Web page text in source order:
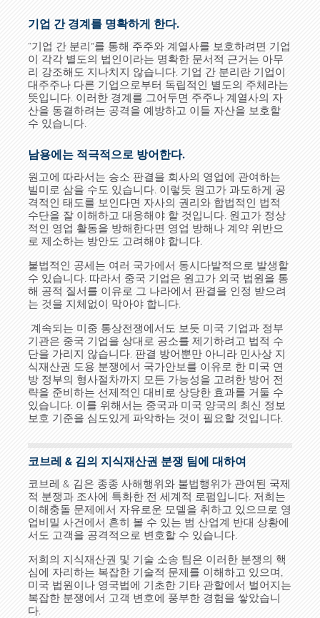
기업 간 경계를 명확하게 한다.
“기업 간 분리”를 통해 주주와 계열사를 보호하려면 기업
이 각각 별도의 법인이라는 명확한 문서적 근거는 아무
리 강조해도 지나치지 않습니다. 기업 간 분리란 기업이
대주주나 다른 기업으로부터 독립적인 별도의 주체라는
뜻입니다. 이러한 경계를 그어두면 주주나 계열사의 자
산을 동결하려는 공격을 예방하고 이들 자산을 보호할
수 있습니다.
남용에는 적극적으로 방어한다.
원고에 따라서는 승소 판결을 회사의 영업에 관여하는
빌미로 삼을 수도 있습니다. 이렇듯 원고가 과도하게 공
격적인 태도를 보인다면 자사의 권리와 합법적인 법적
수단을 잘 이해하고 대응해야 할 것입니다. 원고가 정상
적인 영업 활동을 방해한다면 영업 방해나 계약 위반으
로 제소하는 방안도 고려해야 합니다.
불법적인 공세는 여러 국가에서 동시다발적으로 발생할
수 있습니다. 따라서 중국 기업은 원고가 외국 법원을 통
해 공적 질서를 이유로 그 나라에서 판결을 인정 받으려
는 것을 지체없이 막아야 합니다.
계속되는 미중 통상전쟁에서도 보듯 미국 기업과 정부
기관은 중국 기업을 상대로 공소를 제기하려고 법적 수
단을 가리지 않습니다. 판결 방어뿐만 아니라 민사상 지
식재산권 도용 분쟁에서 국가안보를 이유로 한 미국 연
방 정부의 형사절차까지 모든 가능성을 고려한 방어 전
략을 준비하는 선제적인 대비로 상당한 효과를 거둘 수
있습니다. 이를 위해서는 중국과 미국 양국의 최신 정보
보호 기준을 심도있게 파악하는 것이 필요할 것입니다.
코브레 & 김의 지식재산권 분쟁 팀에 대하여
코브레 & 김은 종종 사해행위와 불법행위가 관여된 국제
적 분쟁과 조사에 특화한 전 세계적 로펌입니다. 저희는
이해충돌 문제에서 자유로운 모델을 취하고 있으므로 영
업비밀 사건에서 흔히 볼 수 있는 범 산업계 반대 상황에
서도 고객을 공격적으로 변호할 수 있습니다.
저희의 지식재산권 및 기술 소송 팀은 이러한 분쟁의 핵
심에 자리하는 복잡한 기술적 문제를 이해하고 있으며,
미국 법원이나 영국법에 기초한 기타 관할에서 벌어지는
복잡한 분쟁에서 고객 변호에 풍부한 경험을 쌓았습니
다.